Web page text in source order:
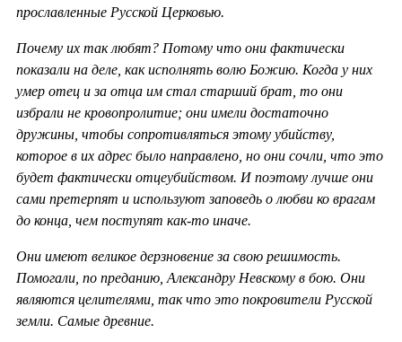
прославленные Русской Церковью.
Почему их так любят? Потому что они фактически
показали на деле, как исполнять волю Божию. Когда у них
умер отец и за отца им стал старший брат, то они
избрали не кровопролитие; они имели достаточно
дружины, чтобы сопротивляться этому убийству,
которое в их адрес было направлено, но они сочли, что это
будет фактически отцеубийством. И поэтому лучше они
сами претерпят и используют заповедь о любви ко врагам
до конца, чем поступят как-то иначе.
Они имеют великое дерзновение за свою решимость.
Помогали, по преданию, Александру Невскому в бою. Они
являются целителями, так что это покровители Русской
земли. Самые древние.